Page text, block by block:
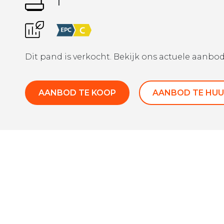
Dit pand is verkocht. Bekijk ons actuele
AANBOD TE KOOP AANBOD TE